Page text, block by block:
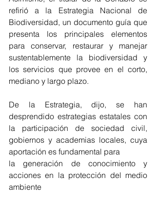
refirió a la Estrategia Nacional de
Biodiversidad, un documento guía que
presenta los principales elementos
para conservar, restaurar y manejar
sustentablemente la biodiversidad y
los servicios que provee en el corto,
mediano y largo plazo.
De la Estrategia, dijo, se han
desprendido estrategias estatales con
la participación de sociedad civil,
gobiernos y academias locales, cuya
aportación es fundamental para
la generación de conocimiento y
acciones en la protección del medio
ambiente